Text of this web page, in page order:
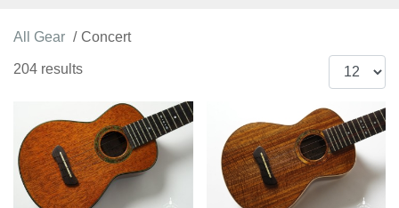
All Gear Concert
204 results